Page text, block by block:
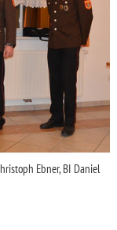
Ebner, BI Daniel